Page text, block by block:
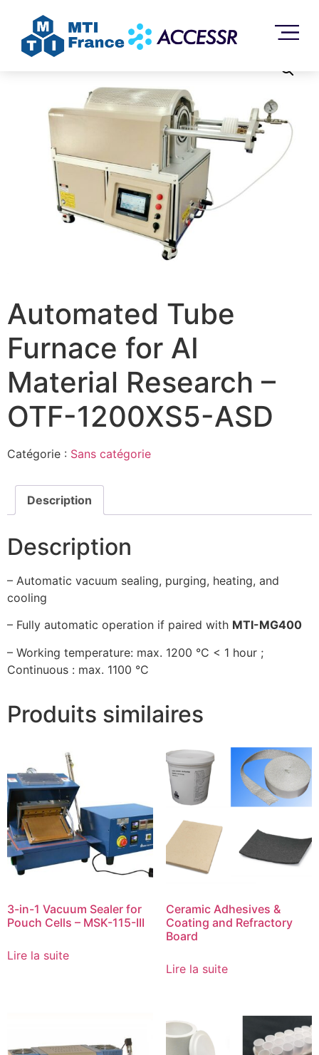
AI Material Research – OTF-1200XS5-ASD
Automated Tube
Furnace for AI
Material Research –
OTF-1200XS5-ASD
Catégorie : Sans catégorie
Description
Description
– Automatic vacuum sealing, purging, heating, and
cooling
– Fully automatic operation if paired with MTI-MG400
– Working temperature: max. 1200 °C < 1 hour ;
Continuous : max. 1100 °C
Produits similaires
3-in-1 Vacuum Sealer for
Pouch Cells – MSK-115-III
Lire la suite
Ceramic Adhesives &
Coating and Refractory
Board
Lire la suite